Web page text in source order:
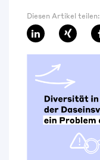
Diesen Artikel teilen: